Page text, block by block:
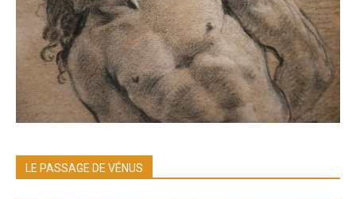
LE PASSAGE DE VÉNUS